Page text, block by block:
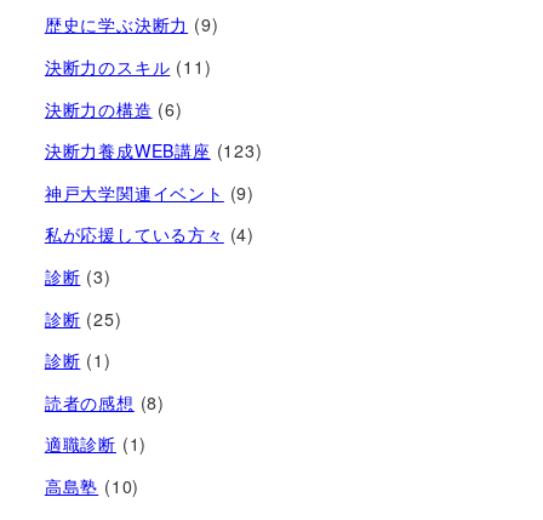
歴史に学ぶ決断力 (9)
決断力のスキル (11)
決断力の構造 (6)
決断力養成WEB講座 (123)
神戸大学関連イベント (9)
私が応援している方々 (4)
診断 (3)
診断 (25)
診断 (1)
読者の感想 (8)
適職診断 (1)
高島塾 (10)